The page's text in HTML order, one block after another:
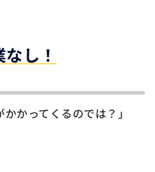
し！
かってくるのでは？」